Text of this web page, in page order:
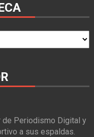
Periodismo Digital y
a sus espaldas.